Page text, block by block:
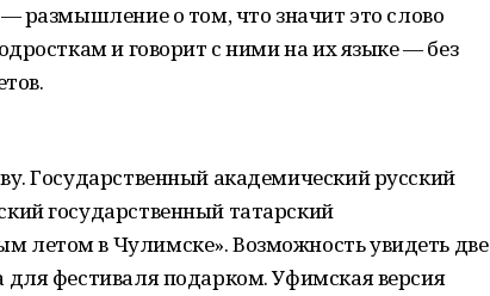
размышление о том, что значит это слово
и говорит с ними на их языке — без
Государственный академический русский
государственный татарский
летом в Чулимске». Возможность увидеть две
фестиваля подарком. Уфимская версия